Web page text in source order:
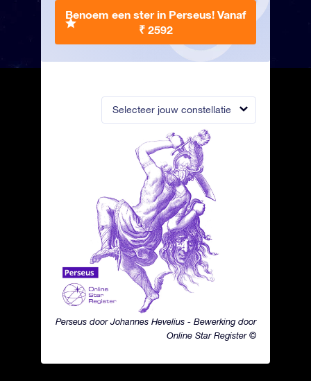
Selecteer jouw constellatie
Perseus door Johannes Hevelius - Bewerking door
Online Star Register ©
Benoem een ster in Perseus! Vanaf
₹ 2592